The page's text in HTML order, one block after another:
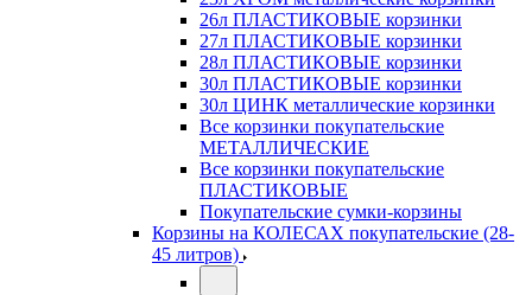
26л ПЛАСТИКОВЫЕ корзинки
27л ПЛАСТИКОВЫЕ корзинки
28л ПЛАСТИКОВЫЕ корзинки
30л ПЛАСТИКОВЫЕ корзинки
30л ЦИНК металлические корзинки
Все корзинки покупательские
МЕТАЛЛИЧЕСКИЕ
Все корзинки покупательские
ПЛАСТИКОВЫЕ
Покупательские сумки-корзины
Корзины на КОЛЕСАХ покупательские (28-
45 литров)